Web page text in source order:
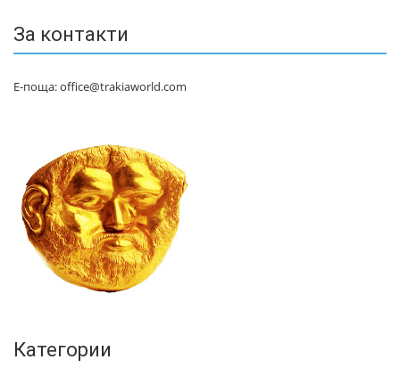
За контакти
Е-поща: office@trakiaworld.com
Категории